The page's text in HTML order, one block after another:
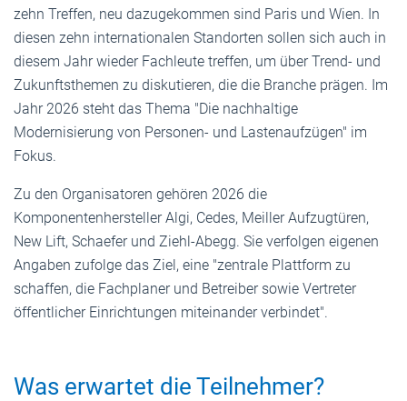
zehn Treffen, neu dazugekommen sind Paris und Wien. In
diesen zehn internationalen Standorten sollen sich auch in
diesem Jahr wieder Fachleute treffen, um über Trend- und
Zukunftsthemen zu diskutieren, die die Branche prägen. Im
Jahr 2026 steht das Thema "Die nachhaltige
Modernisierung von Personen- und Lastenaufzügen" im
Fokus.
Zu den Organisatoren gehören 2026 die
Komponentenhersteller Algi, Cedes, Meiller Aufzugtüren,
New Lift, Schaefer und Ziehl-Abegg. Sie verfolgen eigenen
Angaben zufolge das Ziel, eine "zentrale Plattform zu
schaffen, die Fachplaner und Betreiber sowie Vertreter
öffentlicher Einrichtungen miteinander verbindet".
Was erwartet die Teilnehmer?